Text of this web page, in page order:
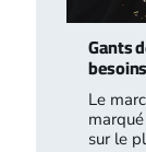
Gants
Le
sur le